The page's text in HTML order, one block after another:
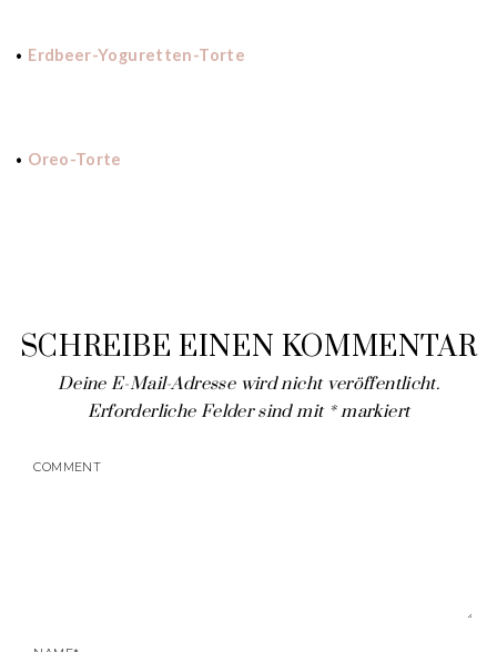
• Erdbeer-Yoguretten-Torte
• Oreo-Torte
SCHREIBE EINEN KOMMENTAR
Deine E-Mail-Adresse wird nicht veröffentlicht.
Erforderliche Felder sind mit *markiert